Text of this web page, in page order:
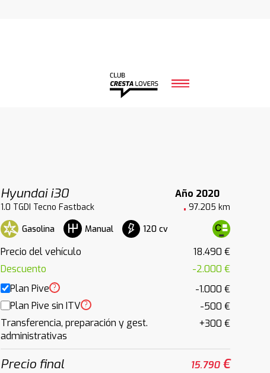
Hyundai i30
Año 2020
1.0 TGDI Tecno Fastback
97.205 km
Gasolina
Manual 120 cv
Precio del vehículo
18.490 €
Descuento
-2.000 €
Plan Pive ?
-1.000 €
Plan Pive sin ITV ?
-500 €
Transferencia, preparación y gest.
administrativas
+300 €
Precio final 15.790€